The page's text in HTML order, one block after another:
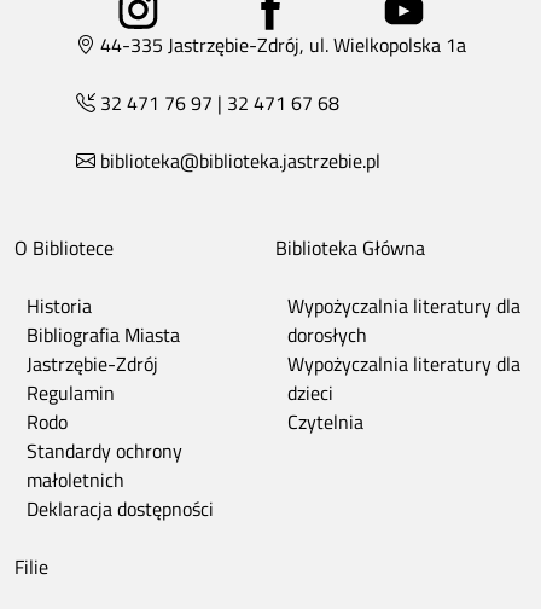
44-335 Jastrzębie-Zdrój, ul. Wielkopolska 1a
32 471 76 97 | 32 471 67 68
biblioteka@biblioteka.jastrzebie.pl
O Bibliotece
Historia
Bibliografia Miasta
Jastrzębie-Zdrój
Regulamin
Rodo
Standardy ochrony
małoletnich
Deklaracja dostępności
Biblioteka Główna
Wypożyczalnia literatury dla
dorosłych
Wypożyczalnia literatury dla
dzieci
Czytelnia
Filie